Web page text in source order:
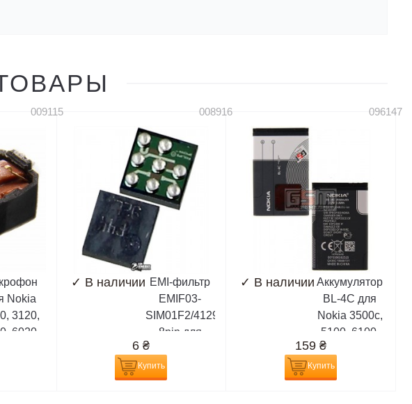
009115
Nokia
3120,
6020,
6100,
6170,
6230i,
008916
✓ В наличии EMI-фильтр
EMIF03-
SIM01F2/4129071
8pin для
1101, 2600,
3100, 3120,
6₴
Купить
096147
✓ В наличии Аккумулятор
BL-4C для
Nokia 3500c,
5100, 6100,
6101, 6102,
6103, 6125,
6131, 6133,
159₴
Купить